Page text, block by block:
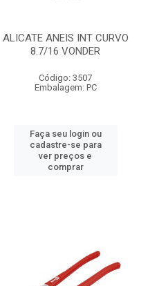
ALICATE ANEIS INT CURVO
8.7/16 VONDER
Código: 3507
Embalagem: PC
Faça seu login ou
cadastre-se para
ver preços e
comprar